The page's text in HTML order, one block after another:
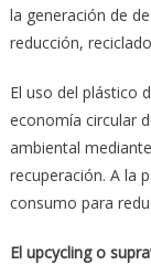
la generación de
reducción,
El uso del plástico
economía circular
ambiental
recuperación. A la
consumo para
El upcycling o